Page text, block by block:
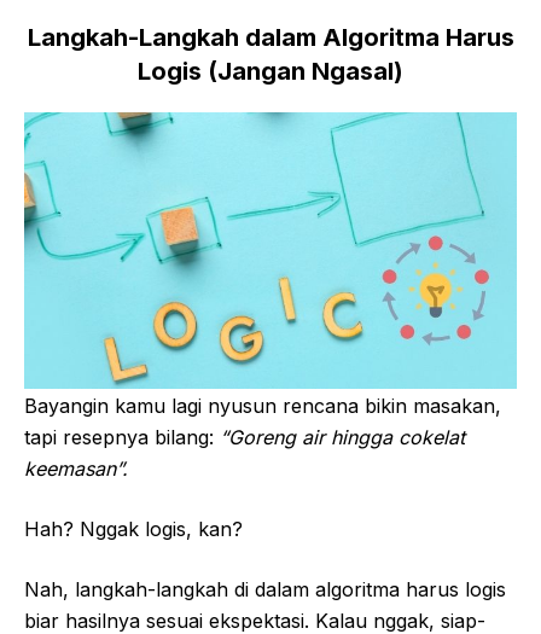
Langkah-Langkah dalam Algoritma Harus
Logis (Jangan Ngasal)
Bayangin kamu lagi nyusun rencana bikin masakan,
tapi resepnya bilang: “Goreng air hingga cokelat
keemasan”.
Hah? Nggak logis, kan?
Nah, langkah-langkah di dalam algoritma harus logis
biar hasilnya sesuai ekspektasi. Kalau nggak, siap-